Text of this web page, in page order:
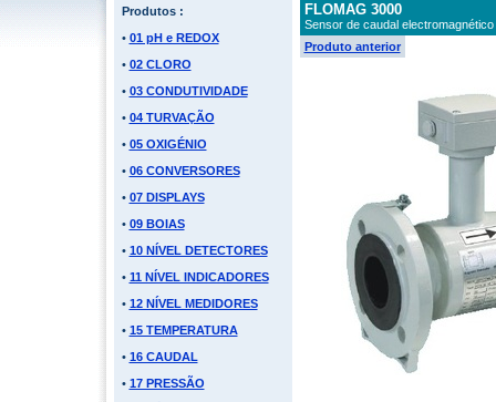
Produtos :
• 01 pH e REDOX
• 02 CLORO
• 03 CONDUTIVIDADE
• 04 TURVAÇÃO
• 05 OXIGÉNIO
• 06 CONVERSORES
• 07 DISPLAYS
• 09 BOIAS
• 10 NÍVEL DETECTORES
• 11 NÍVEL INDICADORES
• 12 NÍVEL MEDIDORES
• 15 TEMPERATURA
• 16 CAUDAL
• 17 PRESSÃO
FLOMAG 3000
Sensor de caudal
Produto anterior